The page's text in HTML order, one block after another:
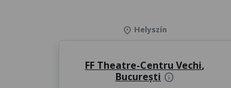
location_on Helyszín
FF Theatre-Centru Vechi,
București info